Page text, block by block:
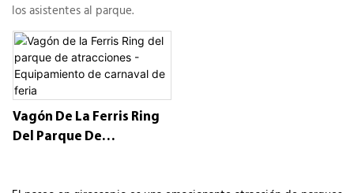
los asistentes al parque.
Vagón De La Ferris Ring
Del Parque De